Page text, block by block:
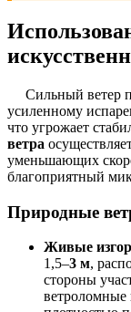
Сильный ветер
усиленному
что угрожает
ветра
уменьшающих
благоприятный
Природные
Живые
1,5–3 м,
стороны
ветроломные